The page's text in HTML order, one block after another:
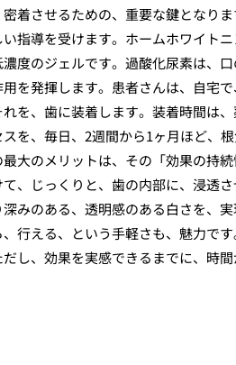
密着させるための、重要な鍵となり
指導を受けます。ホームホワイト
度のジェルです。過酸化尿素は、
を発揮します。患者さんは、自宅
を、歯に装着します。装着時間は
を、毎日、2週間から1ヶ月ほど、
大のメリットは、その「効果の持
、じっくりと、歯の内部に、浸透
深みのある、透明感のある白さを、
行える、という手軽さも、魅力で
し、効果を実感できるまでに、時